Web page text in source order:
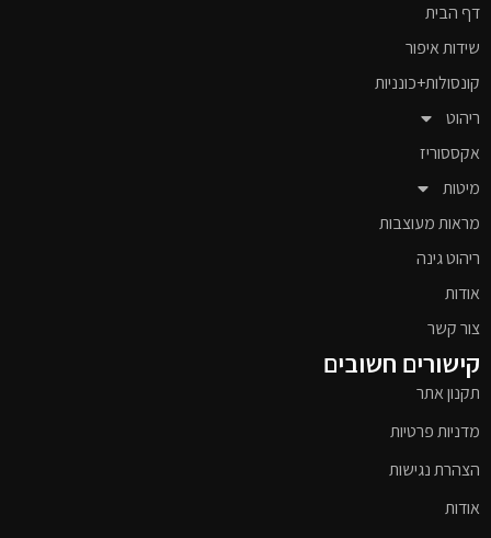
דף הבית
שידות איפור
קונסולות+כונניות
ריהוט
אקססוריז
מיטות
מראות מעוצבות
ריהוט גינה
אודות
צור קשר
קישורים חשובים
תקנון אתר
מדניות פרטיות
הצהרת נגישות
אודות